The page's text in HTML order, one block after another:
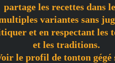
partage les recettes dans
variantes sans
et en respectant les
et les traditions.
le profil de tonton gégé